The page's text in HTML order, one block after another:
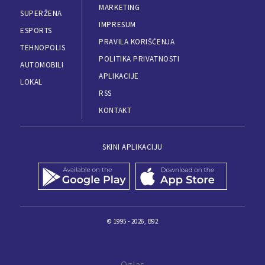
SUPERŽENA
ESPORTS
TEHNOPOLIS
AUTOMOBILI
LOKAL
MARKETING
IMPRESUM
PRAVILA KORIŠĆENJA
POLITIKA PRIVATNOSTI
APLIKACIJE
RSS
KONTAKT
SKINI APLIKACIJU
© 1995 - 2026, B92